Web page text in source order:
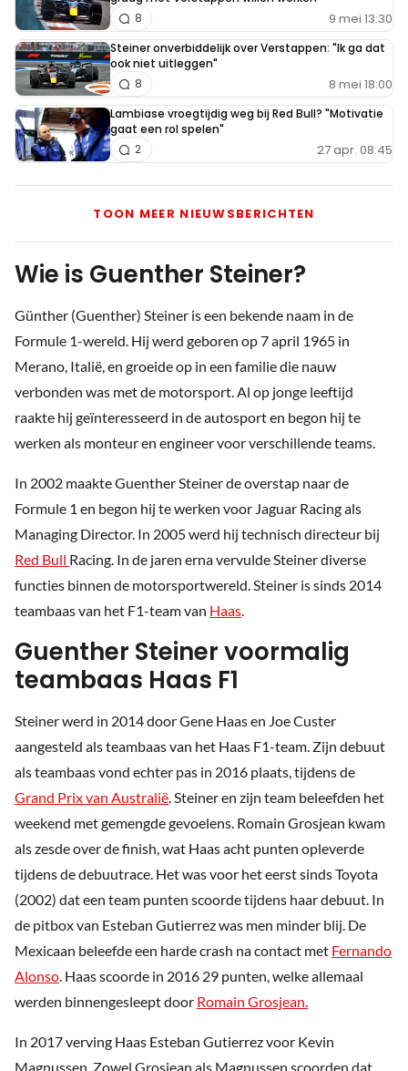
9 mei 13:30
8
Steiner onverbiddelijk over Verstappen: "Ik ga dat
ook niet uitleggen"
8 mei 18:00
8
Lambiase vroegtijdig weg bij Red Bull? "Motivatie
gaat een rol spelen"
27 apr. 08:45
2
TOON MEER NIEUWSBERICHTEN
Wie is Guenther Steiner?
Günther (Guenther) Steiner is een bekende naam in de
Formule 1-wereld. Hij werd geboren op 7 april 1965 in
Merano, Italië, en groeide op in een familie die nauw
verbonden was met de motorsport. Al op jonge leeftijd
raakte hij geïnteresseerd in de autosport en begon hij te
werken als monteur en engineer voor verschillende teams.
In 2002 maakte Guenther Steiner de overstap naar de
Formule 1 en begon hij te werken voor Jaguar Racing als
Managing Director. In 2005 werd hij technisch directeur bij
Red Bull Racing. In de jaren erna vervulde Steiner diverse
functies binnen de motorsportwereld. Steiner is sinds 2014
teambaas van het F1-team van Haas.
Guenther Steiner voormalig
teambaas Haas F1
Steiner werd in 2014 door Gene Haas en Joe Custer
aangesteld als teambaas van het Haas F1-team. Zijn debuut
als teambaas vond echter pas in 2016 plaats, tijdens de
Grand Prix van Australië. Steiner en zijn team beleefden het
weekend met gemengde gevoelens. Romain Grosjean kwam
als zesde over de finish, wat Haas acht punten opleverde
tijdens de debuutrace. Het was voor het eerst sinds Toyota
(2002) dat een team punten scoorde tijdens haar debuut. In
de pitbox van Esteban Gutierrez was men minder blij. De
Mexicaan beleefde een harde crash na contact met Fernando
Alonso. Haas scoorde in 2016 29 punten, welke allemaal
werden binnengesleept door Romain Grosjean.
In 2017 verving Haas Esteban Gutierrez voor Kevin
Magnussen. Zowel Grosjean als Magnussen scoorden dat